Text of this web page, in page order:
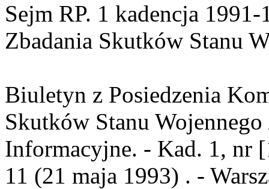
Sejm RP. 1 kadencja
Zbadania Skutków Stanu
Biuletyn z Posiedzenia
Skutków Stanu
Informacyjne. - Kad. 1, nr
11 (21 maja 1993) . -